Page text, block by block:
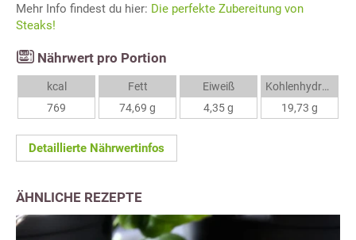
Mehr Info findest du hier: Die perfekte Zubereitung von
Steaks!
Nährwert pro Portion
kcal
769
Fett
74,69 g
Eiweiß
4,35 g
Kohlenhydrate
19,73 g
Detaillierte Nährwertinfos
ÄHNLICHE REZEPTE